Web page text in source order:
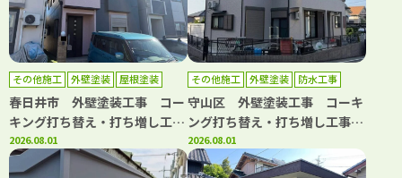
その他施工 外壁塗装 屋根塗装
春日井市 外壁塗装工事 コー
キング打ち替え・打ち増し工
事 屋根塗装工事 ベランダト
ップコート工事
2026.08.01
その他施工 外壁塗装 防水工事
守山区 外壁塗装工事 コーキ
ング打ち替え・打ち増し工事
ベランダ防水工事
2026.08.01